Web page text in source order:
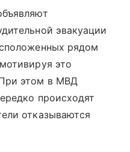
эвакуации
рядом
это
этом в МВД
происходят
отказываются